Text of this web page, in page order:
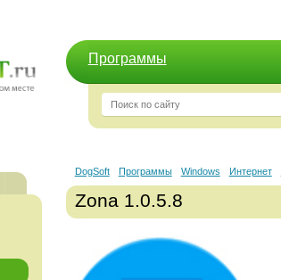
Программы
DogSoft Программы Windows Интернет
Zona 1.0.5.8